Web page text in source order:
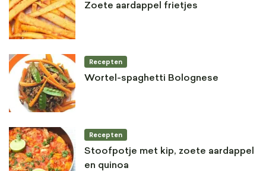
Zoete aardappel frietjes
Recepten
Wortel-spaghetti Bolognese
Recepten
Stoofpotje met kip, zoete aardappel
en quinoa